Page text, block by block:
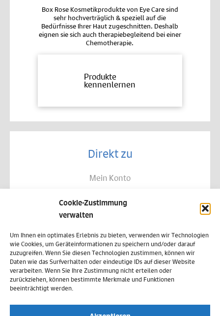
Cookie-Zustimmung
verwalten
Um Ihnen ein optimales Erlebnis zu bieten, verwenden wir Technologien
wie Cookies, um Geräteinformationen zu speichern und/oder darauf
zuzugreifen. Wenn Sie diesen Technologien zustimmen, können wir
Daten wie das Surfverhalten oder eindeutige IDs auf dieser Website
verarbeiten. Wenn Sie Ihre Zustimmung nicht erteilen oder
zurückziehen, können bestimmte Merkmale und Funktionen
beeinträchtigt werden.
Box Rose Kosmetikprodukte von Eye Care sind
sehr hochverträglich & speziell auf die
Bedürfnisse Ihrer Haut zugeschnitten. Deshalb
eignen sie sich auch therapiebegleitend bei einer
Chemotherapie.
Produkte
kennenlernen
Direkt zu
Mein Konto
Allgemeine Geschäftsbedingungen
Datenschutz
Widerruf
Zahlungsweisen
Versand & Lieferung